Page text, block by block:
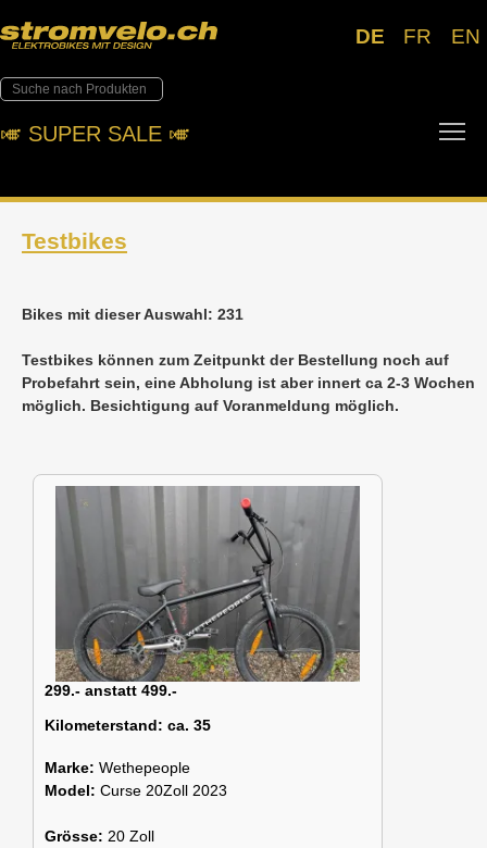
DE FR EN
🎺︎ SUPER SALE 🎺︎
Testbikes
Bikes mit dieser Auswahl: 231
Testbikes können zum Zeitpunkt der Bestellung noch auf
Probefahrt sein, eine Abholung ist aber innert ca 2-3 Wochen
möglich. Besichtigung auf Voranmeldung möglich.
299.- anstatt 499.-
Kilometerstand: ca. 35
Marke: Wethepeople
Model: Curse 20Zoll 2023
Grösse: 20 Zoll